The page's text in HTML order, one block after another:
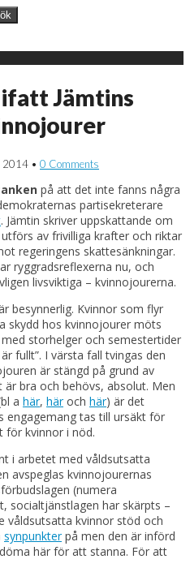
Jämtins
2014 • 0 Comments
på att det inte fanns några
partisekreterare
. Jämtin skriver uppskattande om
av frivilliga krafter och riktar
regeringens skattesänkningar.
ryggradsreflexerna nu, och
livsviktiga – kvinnojourerna.
besynnerlig. Kvinnor som flyr
skydd hos kvinnojourer möts
storhelger och semestertider
fullt”. I värsta fall tvingas den
är stängd på grund av
bra och behövs, absolut. Men
a här, häroch här) är det
engagemang tas till ursäkt för
för kvinnor i nöd.
i arbetet med våldsutsatta
avspeglas kvinnojourernas
(numera
socialtjänstlagen har skärpts –
våldsutsatta kvinnor stöd och
synpunkterpå men den är införd
här för att stanna. För att